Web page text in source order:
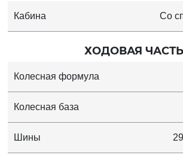
Кабина Со
ХОДОВАЯ ЧАСТЬ
Колесная формула
Колесная база
Шины